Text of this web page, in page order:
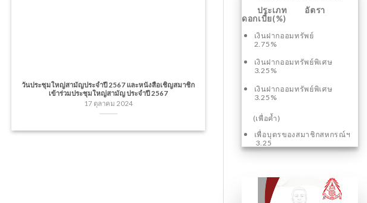
วันประชุมใหญ่สามัญประจำปี 2567 และหนังสือเชิญสมาชิก
เข้าร่วมประชุมใหญ่สามัญ ประจำปี 2567
17 ตุลาคม 2024
ประเภท อัตรา
ดอกเบี้ย(%)
เงินฝากออมทรัพย์
2.75%
เงินฝากออมทรัพย์พิเศษ
3.25%
เงินฝากออมทรัพย์พิเศษ
3.25%
(เพื่อค้ำ)
เพื่อบุตรของสมาชิกสหกรณ์ฯ
3.25